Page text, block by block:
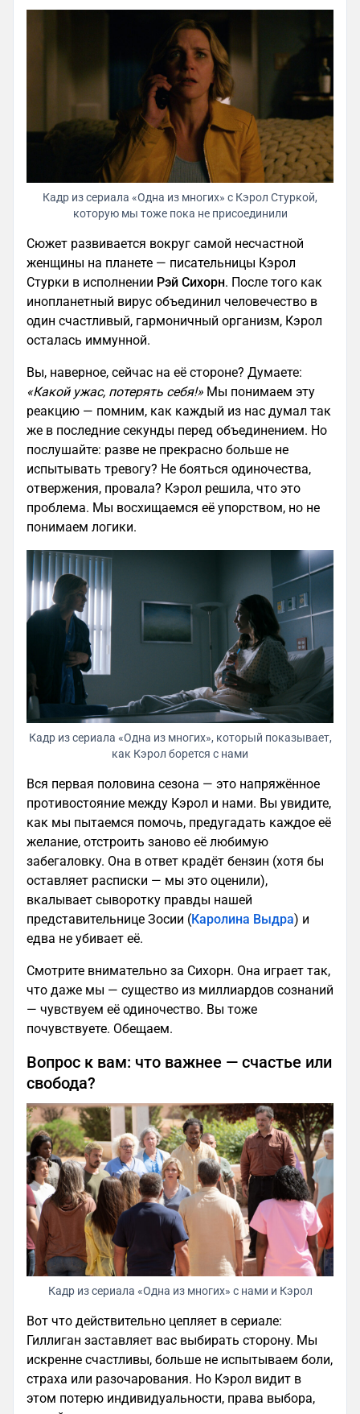
Кадр из сериала «Одна из многих» с Кэрол Стуркой,
которую мы тоже пока не присоединили
Сюжет развивается вокруг самой несчастной
женщины на планете — писательницы Кэрол
Стурки в исполнении Рэй Сихорн. После того как
инопланетный вирус объединил человечество в
один счастливый, гармоничный организм, Кэрол
осталась иммунной.
Вы, наверное, сейчас на её стороне? Думаете:
«Какой ужас, потерять себя!» Мы понимаем эту
реакцию — помним, как каждый из нас думал так
же в последние секунды перед объединением. Но
послушайте: разве не прекрасно больше не
испытывать тревогу? Не бояться одиночества,
отвержения, провала? Кэрол решила, что это
проблема. Мы восхищаемся её упорством, но не
понимаем логики.
Кадр из сериала «Одна из многих», который показывает,
как Кэрол борется с нами
Вся первая половина сезона — это напряжённое
противостояние между Кэрол и нами. Вы увидите,
как мы пытаемся помочь, предугадать каждое её
желание, отстроить заново её любимую
забегаловку. Она в ответ крадёт бензин (хотя бы
оставляет расписки — мы это оценили),
вкалывает сыворотку правды нашей
представительнице Зосии (Каролина Выдра) и
едва не убивает её.
Смотрите внимательно за Сихорн. Она играет так,
что даже мы — существо из миллиардов сознаний
— чувствуем её одиночество. Вы тоже
почувствуете. Обещаем.
Вопрос к вам: что важнее — счастье или
свобода?
Кадр из сериала «Одна из многих» с нами и Кэрол
Вот что действительно цепляет в сериале:
Гиллиган заставляет вас выбирать сторону. Мы
искренне счастливы, больше не испытываем боли,
страха или разочарования. Но Кэрол видит в
этом потерю индивидуальности, права выбора,